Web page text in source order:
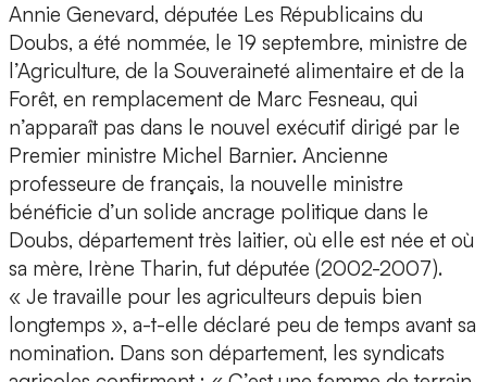
Annie Genevard, députée Les Républicains du
Doubs, a été nommée, le 19 septembre, ministre de
l’Agriculture, de la Souveraineté alimentaire et de la
Forêt, en remplacement de Marc Fesneau, qui
n’apparaît pas dans le nouvel exécutif dirigé par le
Premier ministre Michel Barnier. Ancienne
professeure de français, la nouvelle ministre
bénéficie d’un solide ancrage politique dans le
Doubs, département très laitier, où elle est née et où
sa mère, Irène Tharin, fut députée (2002-2007).
« Je travaille pour les agriculteurs depuis bien
longtemps », a-t-elle déclaré peu de temps avant sa
nomination. Dans son département, les syndicats